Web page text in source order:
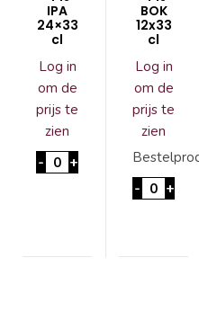
IPA
24×33
cl
Log in
om de
prijs te
zien
-'T IJ IPA 24x33 cl
+
BOK
12x33
cl
Log in
om de
prijs te
zien
-'T IJ+